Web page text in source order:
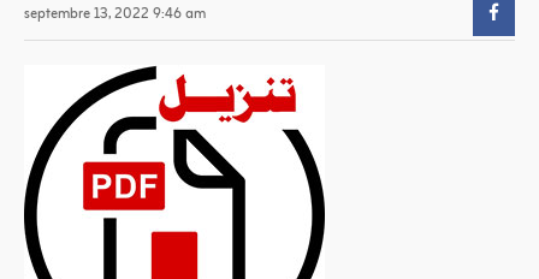
septembre 13, 2022 9:46 am